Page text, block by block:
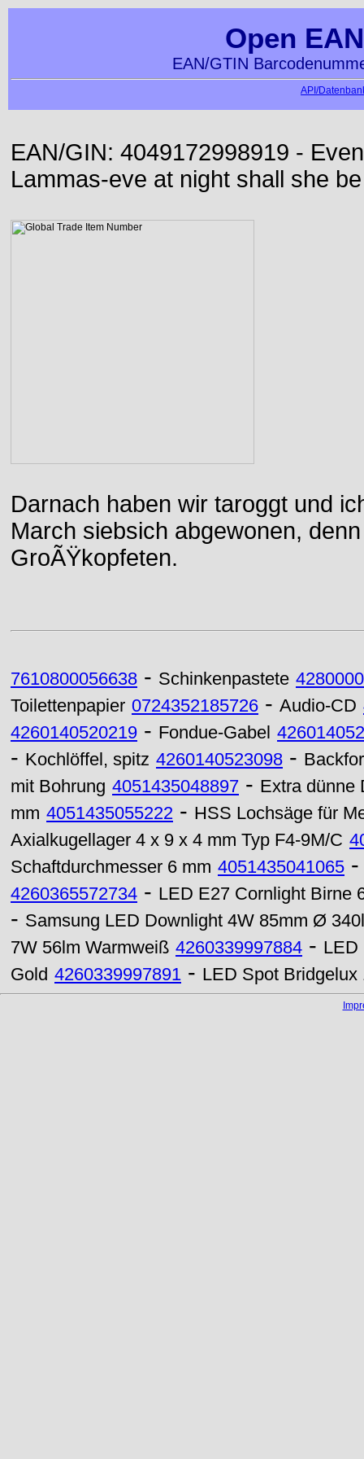
Open
EAN/GTIN
API/
EAN/GIN: 4049172998919 -
Lammas-eve at night shall she
Darnach haben wir taroggt und
March siebsich abgewonen,
GroÃŸkopfeten.
7610800056638 - Schinkenpastete
Toilettenpapier 0724352185726 - Audio-CD
4260140520219 - Fondue-Gabel
- Kochlöffel, spitz 4260140523098 -
mit Bohrung 4051435048897 - Extra dünne
mm 4051435055222 - HSS Lochsäge für
Axialkugellager 4 x 9 x 4 mm Typ F4-9M/C
Schaftdurchmesser 6 mm 4051435041065
4260365572734 - LED E27 Cornlight Birne
- Samsung LED Downlight 4W 85mm Ø
7W 56lm Warmweiß 4260339997884 - LED
Gold 4260339997891 - LED Spot